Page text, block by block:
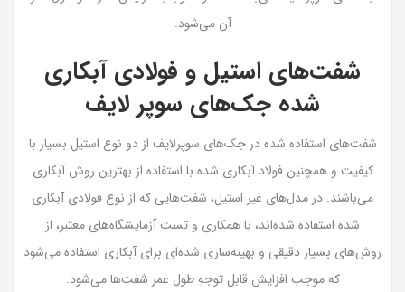
آن می‌شود.
شفت‌های استیل و فولادی آبکاری
شده جک‌های سوپر لایف
شفت‌های استفاده شده در جک‌های سوپرلایف از دو نوع استیل بسیار با
کیفیت و همچنین فولاد آبکاری شده با استفاده از بهترین روش آبکاری
می‌باشند. در مدل‌های غیر استیل، شفت‌هایی که از نوع فولادی آبکاری
شده استفاده شده‌اند، با همکاری و تست آزمایشگاه‌های معتبر، از
روش‌های بسیار دقیقی و بهینه‌سازی‌ شده‌ای برای آبکاری استفاده می‌شود
که موجب افزایش قابل توجه طول عمر شفت‌ها می‌شود.